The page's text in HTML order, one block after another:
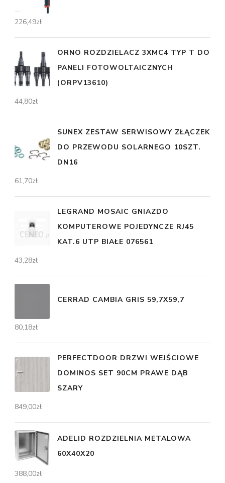
226,49zł
ORNO ROZDZIELACZ 3XMC4 TYP T DO
PANELI FOTOWOLTAICZNYCH
(ORPV13610)
44,80zł
SUNEX ZESTAW SERWISOWY ZŁĄCZEK
DO PRZEWODU SOLARNEGO 10SZT.
DN16
61,70zł
LEGRAND MOSAIC GNIAZDO
KOMPUTEROWE POJEDYNCZE RJ45
KAT.6 UTP BIAŁE 076561
43,28zł
CERRAD CAMBIA GRIS 59,7X59,7
80,18zł
PERFECTDOOR DRZWI WEJŚCIOWE
DOMINOS SET 90CM PRAWE DĄB
SZARY
849,00zł
ADELID ROZDZIELNIA METALOWA
60X40X20
388,00zł